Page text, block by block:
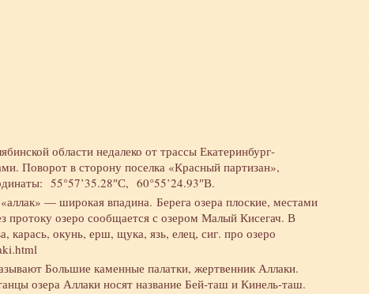
области недалеко от трассы Екатеринбург-
Поворот в сторону поселка «Красный партизан»,
55°57’35.28″С, 60°55’24.93″В.
— широкая впадина. Берега озера плоские, местами
протоку озеро сообщается с озером Малый Кисегач. В
окунь, ерш, щука, язь, елец, сиг. про озеро
Большие каменные палатки, жертвенник Аллаки.
озера Аллаки носят название Бей-таш и Кинель-таш.